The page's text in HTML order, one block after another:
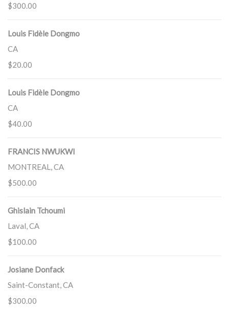
$300.00
Louis Fidèle Dongmo
CA
$20.00
Louis Fidèle Dongmo
CA
$40.00
FRANCIS NWUKWI
MONTREAL, CA
$500.00
Ghislain Tchoumi
Laval, CA
$100.00
Josiane Donfack
Saint-Constant, CA
$300.00